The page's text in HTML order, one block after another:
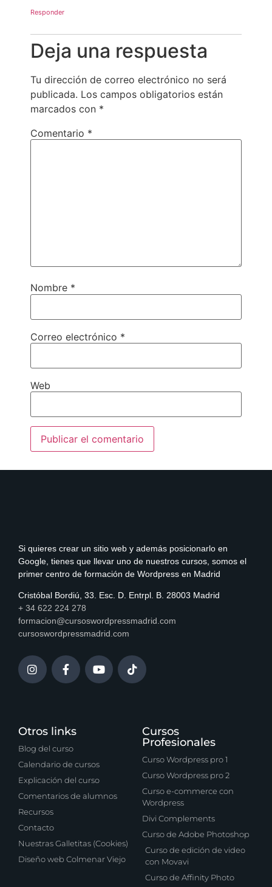
Responder
Deja una respuesta
Tu dirección de correo electrónico no será
publicada. Los campos obligatorios están
marcados con *
Comentario *
Nombre *
Correo electrónico *
Web
Si quieres crear un sitio web y además posicionarlo en
Google, tienes que llevar uno de nuestros cursos, somos el
primer centro de formación de Wordpress en Madrid
Cristóbal Bordiú, 33. Esc. D. Entrpl. B. 28003 Madrid
+ 34 622 224 278
formacion@cursoswordpressmadrid.com
cursoswordpressmadrid.com
Otros links
Blog del curso
Calendario de cursos
Explicación del curso
Comentarios de alumnos
Recursos
Contacto
Nuestras Galletitas (Cookies)
Diseño web Colmenar Viejo
Cursos
Profesionales
Curso Wordpress pro 1
Curso Wordpress pro 2
Curso e-commerce con
Wordpress
Divi Complements
Curso de Adobe Photoshop
Curso de edición de video
con Movavi
Curso de Affinity Photo